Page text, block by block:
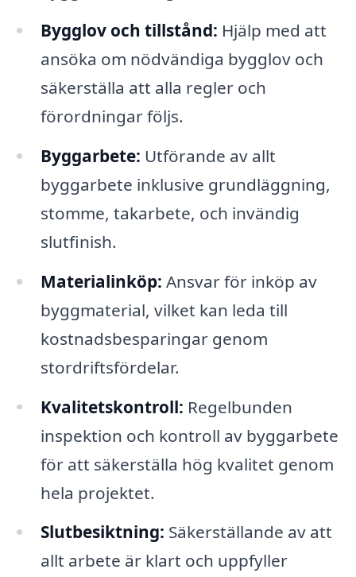
Bygglov och tillstånd: Hjälp med att
ansöka om nödvändiga bygglov och
säkerställa att alla regler och
förordningar följs.
Byggarbete: Utförande av allt
byggarbete inklusive grundläggning,
stomme, takarbete, och invändig
slutfinish.
Materialinköp: Ansvar för inköp av
byggmaterial, vilket kan leda till
kostnadsbesparingar genom
stordriftsfördelar.
Kvalitetskontroll: Regelbunden
inspektion och kontroll av byggarbete
för att säkerställa hög kvalitet genom
hela projektet.
Slutbesiktning: Säkerställande av att
allt arbete är klart och uppfyller